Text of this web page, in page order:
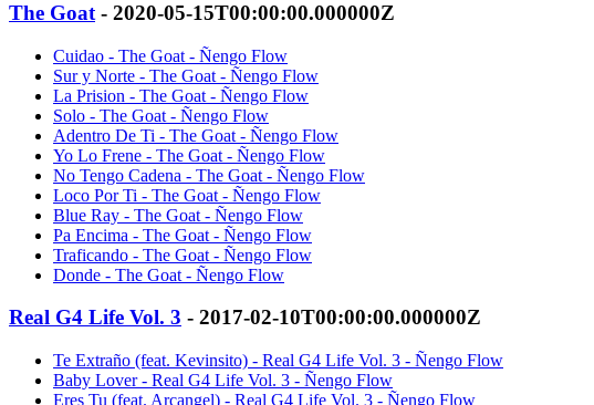
The Goat - 2020-05-15T00:00:00.000000Z
Cuidao - The Goat - Ñengo Flow
Sur y Norte - The Goat - Ñengo Flow
La Prision - The Goat - Ñengo Flow
Solo - The Goat - Ñengo Flow
Adentro De Ti - The Goat - Ñengo Flow
Yo Lo Frene - The Goat - Ñengo Flow
No Tengo Cadena - The Goat - Ñengo Flow
Loco Por Ti - The Goat - Ñengo Flow
Blue Ray - The Goat - Ñengo Flow
Pa Encima - The Goat - Ñengo Flow
Traficando - The Goat - Ñengo Flow
Donde - The Goat - Ñengo Flow
Real G4 Life Vol. 3 - 2017-02-10T00:00:00.000000Z
Te Extraño (feat. Kevinsito) - Real G4 Life Vol. 3 - Ñengo Flow
Baby Lover - Real G4 Life Vol. 3 - Ñengo Flow
Eres Tu (feat. Arcangel) - Real G4 Life Vol. 3 - Ñengo Flow